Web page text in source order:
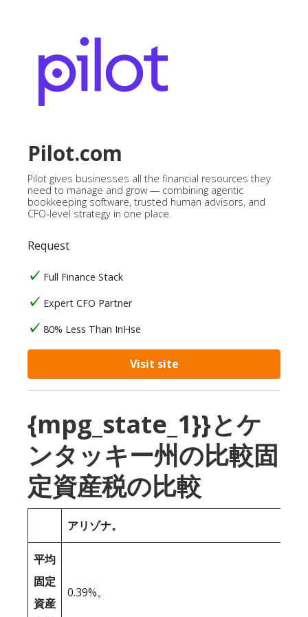
Pilot.com
Pilot gives businesses all the financial resources they
need to manage and grow — combining agentic
bookkeeping software, trusted human advisors, and
CFO-level strategy in one place.
Request
Full Finance Stack
Expert CFO Partner
80% Less Than InHse
Visit site
{mpg_state_1}}とケ
ンタッキー州の比較固
定資産税の比較
アリゾナ。
平均
固定
資産
0.39%。